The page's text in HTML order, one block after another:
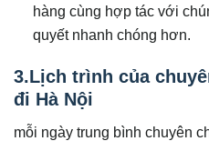
hàng cùng hợp tác với
quyết nhanh chóng hơn.
3.Lịch trình của
đi Hà Nội
mỗi ngày trung bình chuyên